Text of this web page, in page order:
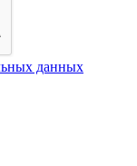
данных